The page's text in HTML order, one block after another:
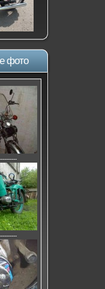
фото